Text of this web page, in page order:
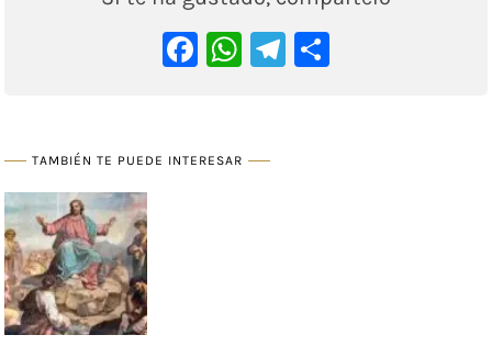
Facebook
WhatsApp
Telegram
TAMBIÉN TE PUEDE INTERESAR